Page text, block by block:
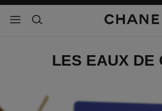
- navegación principal
buscar
LES EAUX DE